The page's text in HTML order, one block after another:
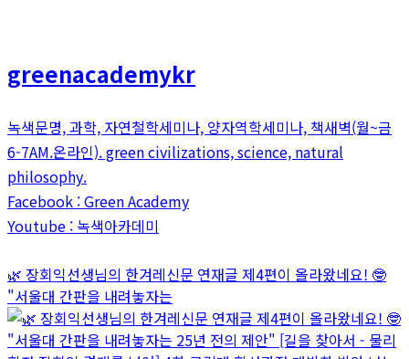
greenacademykr
녹색문명, 과학, 자연철학세미나, 양자역학세미나, 책새벽(월~금
6-7AM.온라인). green civilizations, science, natural
philosophy.
Facebook : Green Academy
Youtube : 녹색아카데미
🌿 장회익선생님의 한겨레신문 연재글 제4편이 올라왔네요! 🤓
"서울대 간판을 내려놓자는